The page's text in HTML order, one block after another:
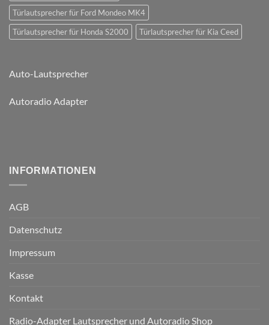
Türlautsprecher für Ford Mondeo MK4
Türlautsprecher für Honda S2000
Türlautsprecher für Kia Ceed
Auto-Lautsprecher
Autoradio Adapter
INFORMATIONEN
AGB
Datenschutz
Impressum
Kasse
Kontakt
Radio-Adapter Lautsprecher und Autoradio Shop